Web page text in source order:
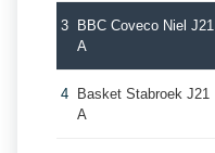
3
BBC Coveco Niel J21
A
4
Basket Stabroek J21
A